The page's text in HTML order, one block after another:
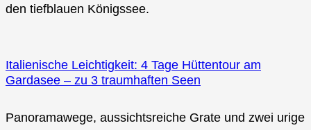
den tiefblauen Königssee.
Italienische Leichtigkeit: 4 Tage Hüttentour am
Gardasee – zu 3 traumhaften Seen
Panoramawege, aussichtsreiche Grate und zwei urige